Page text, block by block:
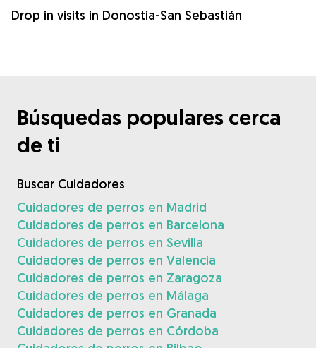
Drop in visits in Donostia-San Sebastián
Búsquedas populares cerca
de ti
Buscar Cuidadores
Cuidadores de perros en Madrid
Cuidadores de perros en Barcelona
Cuidadores de perros en Sevilla
Cuidadores de perros en Valencia
Cuidadores de perros en Zaragoza
Cuidadores de perros en Málaga
Cuidadores de perros en Granada
Cuidadores de perros en Córdoba